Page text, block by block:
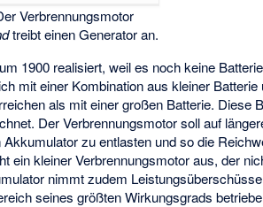
Verbrennungsmotor
treibt einen Generator an.
1900 realisiert, weil es noch keine
mit einer Kombination aus kleiner
als mit einer großen Batterie. Diese
Der Verbrennungsmotor soll auf
zu entlasten und so die
ein kleiner Verbrennungsmotor aus, der
nimmt zudem
seines größten Wirkungsgrads